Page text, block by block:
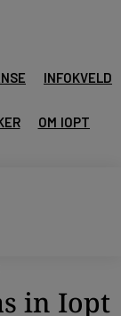
INFOKVELD
OM IOPT
in Iopt